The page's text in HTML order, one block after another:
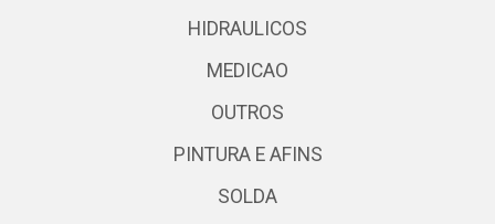
HIDRAULICOS
MEDICAO
OUTROS
PINTURA E AFINS
SOLDA